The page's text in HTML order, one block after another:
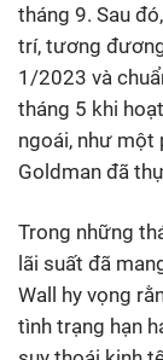
tháng 9. Sau
trí, tương
1/2023 và
tháng 5 khi
ngoái, như một
Goldman đã
Trong những
lãi suất đã
Wall hy vọng
tình trạng hạn